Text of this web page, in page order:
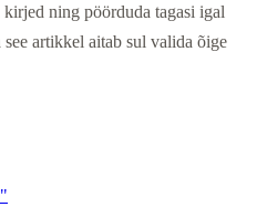
ning pöörduda tagasi igal
artikkel aitab sul valida õige